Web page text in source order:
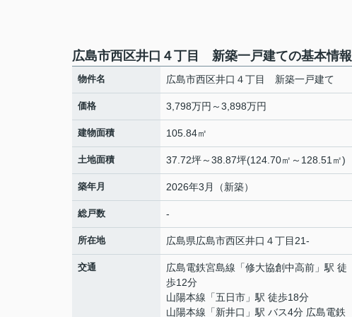
広島市西区井口４丁目 新築一戸建ての基本情報
物件名 広島市西区井口４丁目 新築一戸建て
価格 3,798万円～3,898万円
建物面積 105.84㎡
土地面積 37.72坪～38.87坪(124.70㎡～128.51㎡)
築年月 2026年3月（新築）
総戸数 -
所在地 広島県広島市西区井口 ４丁目21-
交通 広島電鉄宮島線 「修大協創中高前 」駅 徒
歩12分
山陽本線 「五日市 」駅 徒歩18分
山陽本線 「新井口 」駅 バス4分 広島電鉄